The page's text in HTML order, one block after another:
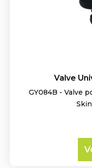
Valve
GY084B - Valve